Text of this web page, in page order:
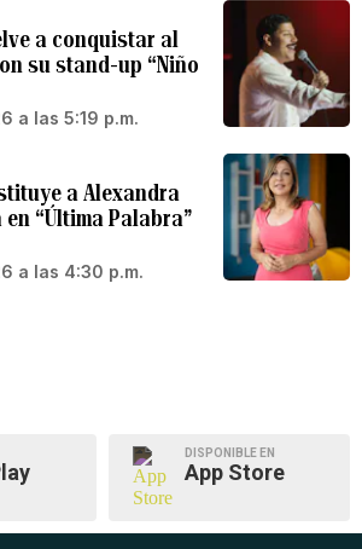
a conquistar al
su stand-up “Niño
a las 5:19 p.m.
a Alexandra
“Última Palabra”
a las 4:30 p.m.
DISPONIBLE EN
App Store